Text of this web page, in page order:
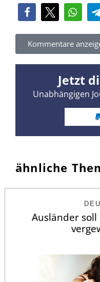
Kommentare
Jetzt
Unabhängigen
ähnliche
Ausländer